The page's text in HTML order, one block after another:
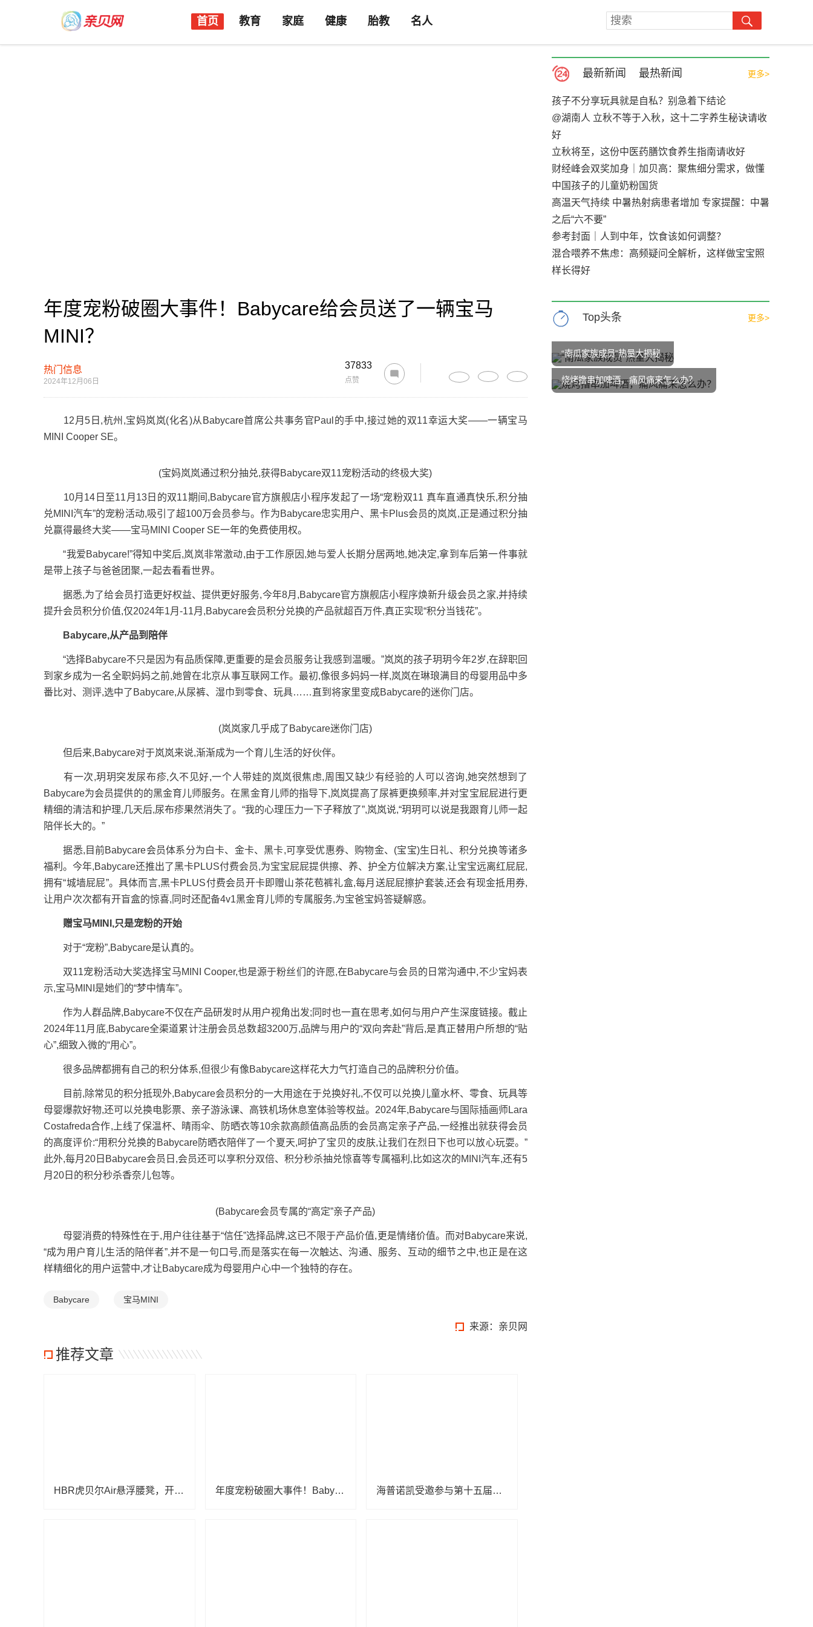
首页 教育 家庭 健康 胎教 名人
年度宠粉破圈大事件！Babycare给会员送了一辆宝马
MINI？
热门信息
2024年12月06日
37833
点赞
12月5日,杭州,宝妈岚岚(化名)从Babycare首席公共事务官Paul的手中,接过她的双11幸运大奖——一辆宝马
MINI Cooper SE。
(宝妈岚岚通过积分抽兑,获得Babycare双11宠粉活动的终极大奖)
10月14日至11月13日的双11期间,Babycare官方旗舰店小程序发起了一场“宠粉双11 真车直通真快乐,积分抽
兑MINI汽车”的宠粉活动,吸引了超100万会员参与。作为Babycare忠实用户、黑卡Plus会员的岚岚,正是通过积分抽
兑赢得最终大奖——宝马MINI Cooper SE一年的免费使用权。
“我爱Babycare!”得知中奖后,岚岚非常激动,由于工作原因,她与爱人长期分居两地,她决定,拿到车后第一件事就
是带上孩子与爸爸团聚,一起去看看世界。
据悉,为了给会员打造更好权益、提供更好服务,今年8月,Babycare官方旗舰店小程序焕新升级会员之家,并持续
提升会员积分价值,仅2024年1月-11月,Babycare会员积分兑换的产品就超百万件,真正实现“积分当钱花”。
Babycare,从产品到陪伴
“选择Babycare不只是因为有品质保障,更重要的是会员服务让我感到温暖。”岚岚的孩子玥玥今年2岁,在辞职回
到家乡成为一名全职妈妈之前,她曾在北京从事互联网工作。最初,像很多妈妈一样,岚岚在琳琅满目的母婴用品中多
番比对、测评,选中了Babycare,从尿裤、湿巾到零食、玩具……直到将家里变成Babycare的迷你门店。
(岚岚家几乎成了Babycare迷你门店)
但后来,Babycare对于岚岚来说,渐渐成为一个育儿生活的好伙伴。
有一次,玥玥突发尿布疹,久不见好,一个人带娃的岚岚很焦虑,周围又缺少有经验的人可以咨询,她突然想到了
Babycare为会员提供的的黑金育儿师服务。在黑金育儿师的指导下,岚岚提高了尿裤更换频率,并对宝宝屁屁进行更
精细的清洁和护理,几天后,尿布疹果然消失了。“我的心理压力一下子释放了”,岚岚说,“玥玥可以说是我跟育儿师一起
陪伴长大的。”
据悉,目前Babycare会员体系分为白卡、金卡、黑卡,可享受优惠券、购物金、(宝宝)生日礼、积分兑换等诸多
福利。今年,Babycare还推出了黑卡PLUS付费会员,为宝宝屁屁提供擦、养、护全方位解决方案,让宝宝远离红屁屁,
拥有“城墙屁屁”。具体而言,黑卡PLUS付费会员开卡即赠山茶花苞裤礼盒,每月送屁屁擦护套装,还会有现金抵用券,
让用户次次都有开盲盒的惊喜,同时还配备4v1黑金育儿师的专属服务,为宝爸宝妈答疑解惑。
赠宝马MINI,只是宠粉的开始
对于“宠粉”,Babycare是认真的。
双11宠粉活动大奖选择宝马MINI Cooper,也是源于粉丝们的许愿,在Babycare与会员的日常沟通中,不少宝妈表
示,宝马MINI是她们的“梦中情车”。
作为人群品牌,Babycare不仅在产品研发时从用户视角出发;同时也一直在思考,如何与用户产生深度链接。截止
2024年11月底,Babycare全渠道累计注册会员总数超3200万,品牌与用户的“双向奔赴”背后,是真正替用户所想的“贴
心”,细致入微的“用心”。
很多品牌都拥有自己的积分体系,但很少有像Babycare这样花大力气打造自己的品牌积分价值。
目前,除常见的积分抵现外,Babycare会员积分的一大用途在于兑换好礼,不仅可以兑换儿童水杯、零食、玩具等
母婴爆款好物,还可以兑换电影票、亲子游泳课、高铁机场休息室体验等权益。2024年,Babycare与国际插画师Lara
Costafreda合作,上线了保温杯、晴雨伞、防晒衣等10余款高颜值高品质的会员高定亲子产品,一经推出就获得会员
的高度评价:“用积分兑换的Babycare防晒衣陪伴了一个夏天,呵护了宝贝的皮肤,让我们在烈日下也可以放心玩耍。”
此外,每月20日Babycare会员日,会员还可以享积分双倍、积分秒杀抽兑惊喜等专属福利,比如这次的MINI汽车,还有5
月20日的积分秒杀香奈儿包等。
(Babycare会员专属的“高定”亲子产品)
母婴消费的特殊性在于,用户往往基于“信任”选择品牌,这已不限于产品价值,更是情绪价值。而对Babycare来说,
“成为用户育儿生活的陪伴者”,并不是一句口号,而是落实在每一次触达、沟通、服务、互动的细节之中,也正是在这
样精细化的用户运营中,才让Babycare成为母婴用户心中一个独特的存在。
Babycare 宝马MINI
来源： 亲贝网
推荐文章
HBR虎贝尔Air悬浮腰凳，开启亲子出行轻松新体验 年度宠粉破圈大事件！Babycare给会员送了一辆宝马MINI？ 海普诺凯受邀参与第十五届妇幼健康发展大会 共话妇幼健康发展新风向
最新新闻 最热新闻 更多>
孩子不分享玩具就是自私？别急着下结论
@湖南人 立秋不等于入秋，这十二字养生秘诀请收
好
立秋将至，这份中医药膳饮食养生指南请收好
财经峰会双奖加身｜加贝高：聚焦细分需求，做懂
中国孩子的儿童奶粉国货
高温天气持续 中暑热射病患者增加 专家提醒：中暑
之后“六不要”
参考封面｜人到中年，饮食该如何调整？
混合喂养不焦虑：高频疑问全解析，这样做宝宝照
样长得好
Top头条 更多>
“南瓜家族成员”热量大揭秘
烧烤撸串加啤酒，痛风痛来怎么办？